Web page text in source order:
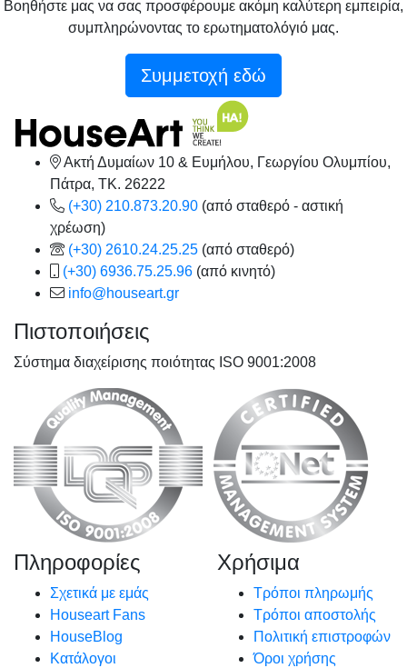
Βοηθήστε μας να σας προσφέρουμε ακόμη καλύτερη εμπειρία,
συμπληρώνοντας το ερωτηματολόγιό μας.
Συμμετοχή εδώ
Ακτή Δυμαίων 10 & Ευμήλου, Γεωργίου Ολυμπίου,
Πάτρα, TK. 26222
(+30) 210.873.20.90 (από σταθερό - αστική
χρέωση)
(+30) 2610.24.25.25 (από σταθερό)
(+30) 6936.75.25.96 (από κινητό)
info@houseart.gr
Πιστοποιήσεις
Σύστημα διαχείρισης ποιότητας ISO 9001:2008
Πληροφορίες
Σχετικά με εμάς
Houseart Fans
HouseBlog
Κατάλογοι
Χρήσιμα
Τρόποι πληρωμής
Τρόποι αποστολής
Πολιτική επιστροφών
Όροι χρήσης